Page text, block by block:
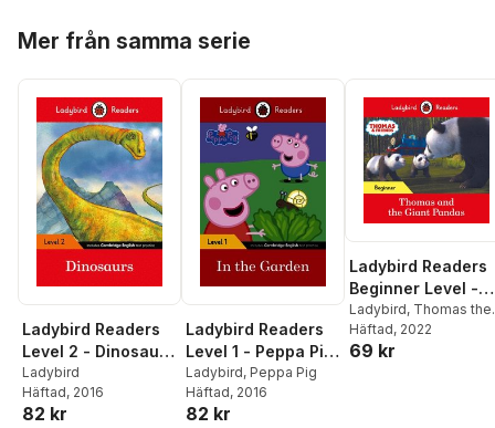
Mer från samma serie
Ladybird Readers
Level 2 - Dinosaurs
(ELT Graded
Reader)
Ladybird
Häftad, 2016
82 kr
Ladybird Readers
Level 1 - Peppa Pig
- In the Garden
(ELT Graded
Reader)
Ladybird, Peppa Pig
Häftad, 2016
82 kr
Ladybird Readers
Beginner Level -
Thomas the Tank
Engine - Thomas
and the Giant
Ladybird, Thomas the
Tank Engine
Häftad, 2022
69 kr